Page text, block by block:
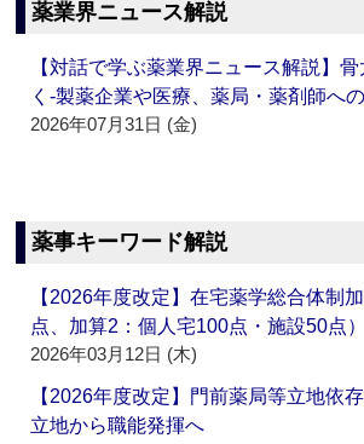
薬業界ニュース解説
【対話で学ぶ薬業界ニュース解説】
く‐製薬企業や医療、薬局・薬剤師へ
2026年07月31日 (金)
薬事キーワード解説
【2026年度改定】在宅薬学総合体制
点、加算2：個人宅100点・施設50点
2026年03月12日 (木)
【2026年度改定】門前薬局等立地依
立地から職能発揮へ